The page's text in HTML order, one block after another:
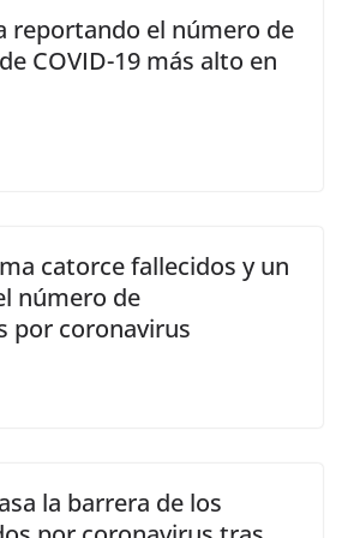
reportando el número de
COVID-19 más alto en
catorce fallecidos y un
número de
por coronavirus
la barrera de los